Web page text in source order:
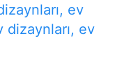
ev
dizaynları, ev